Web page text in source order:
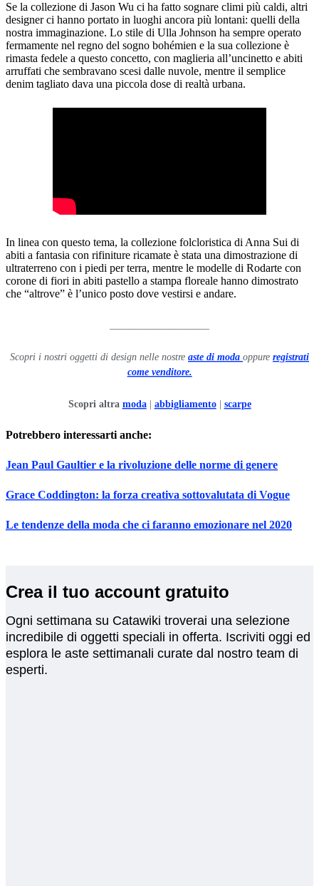
Se la collezione di Jason Wu ci ha fatto sognare climi più caldi, altri
designer ci hanno portato in luoghi ancora più lontani: quelli della
nostra immaginazione. Lo stile di Ulla Johnson ha sempre operato
fermamente nel regno del sogno bohémien e la sua collezione è
rimasta fedele a questo concetto, con maglieria all’uncinetto e abiti
arruffati che sembravano scesi dalle nuvole, mentre il semplice
denim tagliato dava una piccola dose di realtà urbana.
In linea con questo tema, la collezione folcloristica di Anna Sui di
abiti a fantasia con rifiniture ricamate è stata una dimostrazione di
ultraterreno con i piedi per terra, mentre le modelle di Rodarte con
corone di fiori in abiti pastello a stampa floreale hanno dimostrato
che “altrove” è l’unico posto dove vestirsi e andare.
Scopri i nostri oggetti di design nelle nostre aste di moda oppure registrati
come venditore.
Scopri altra moda| abbigliamento| scarpe
Potrebbero interessarti anche:
Jean Paul Gaultier e la rivoluzione delle norme di genere
Grace Coddington: la forza creativa sottovalutata di Vogue
Le tendenze della moda che ci faranno emozionare nel 2020
Crea il tuo account gratuito
Ogni settimana su Catawiki troverai una selezione
incredibile di oggetti speciali in offerta. Iscriviti oggi ed
esplora le aste settimanali curate dal nostro team di
esperti.